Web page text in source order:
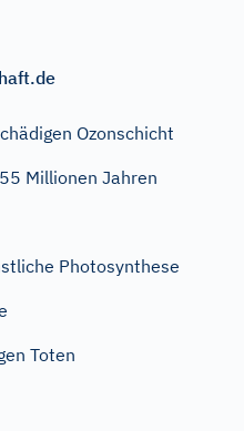
Ozonschicht
Millionen Jahren
Photosynthese
Toten